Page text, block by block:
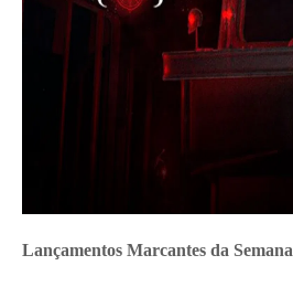
Lançamentos Marcantes da Semana